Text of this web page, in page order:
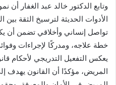
وتابع الدكتور خالد عبد الغفار
الأدوات الحديثة لترسيخ الثقة بين
تواصل إنساني وأخلاقي تضمن أن
خطة علاجه، ومدركًا لإجراءات
يعكس التفعيل التدريجي لأحكام
المريض، مؤكدًا أن القانون يهدف